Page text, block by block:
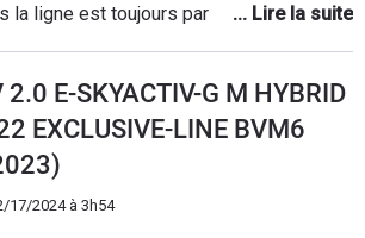
la ligne est toujours parfaite et bien
intérieure au top notamment le tableau
bord avec de nombreux inserts cuirs -
de l'infotainment et bonne qualité
l'écran qui est d'une taille parfaite et bien
sur le tableau de bord - Affichage
2.0 E-SKYACTIV-G M HYBRID
EXCLUSIVE-LINE BVM6
17/2024 à 3h54